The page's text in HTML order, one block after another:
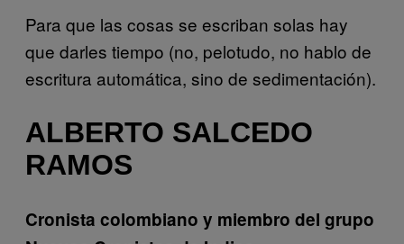
Para que las cosas se escriban solas hay
que darles tiempo (no, pelotudo, no hablo de
escritura automática, sino de sedimentación).
ALBERTO SALCEDO
RAMOS
Cronista colombiano y miembro del grupo